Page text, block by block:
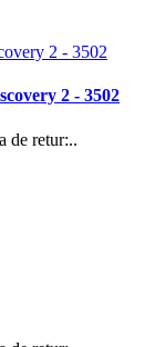
2 - 3502
de retur:..